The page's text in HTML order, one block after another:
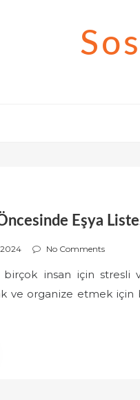
Öncesinde Eşya
No Comments
birçok insan için
ve organize etmek için